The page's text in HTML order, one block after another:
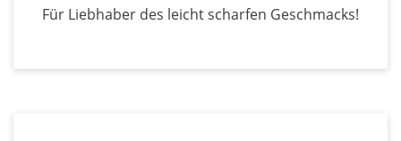
Für Liebhaber des leicht scharfen Geschmacks!